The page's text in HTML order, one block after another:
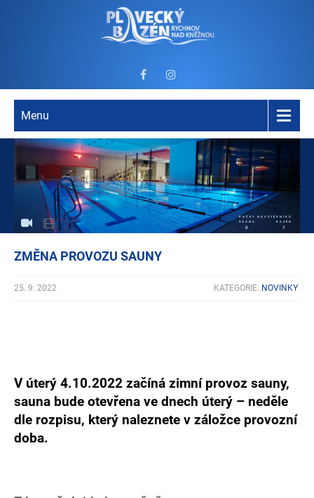
Menu
POČET NÁVŠTĚVNÍKŮ
SAUNA
0
BAZÉN
7
ZMĚNA PROVOZU SAUNY
25. 9. 2022 KATEGORIE: NOVINKY
V úterý 4.10.2022 začíná zimní provoz sauny,
sauna bude otevřena ve dnech úterý – neděle
dle rozpisu, který naleznete v záložce provozní
doba.